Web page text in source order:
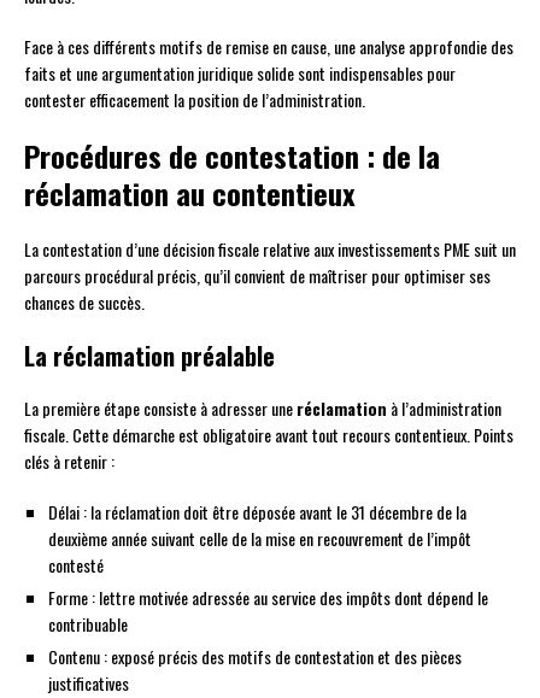
Face à ces différents motifs de remise en cause, une analyse approfondie des
faits et une argumentation juridique solide sont indispensables pour
contester efficacement la position de l’administration.
Procédures de contestation : de la
réclamation au contentieux
La contestation d’une décision fiscale relative aux investissements PME suit un
parcours procédural précis, qu’il convient de maîtriser pour optimiser ses
chances de succès.
La réclamation préalable
La première étape consiste à adresser uneréclamation à l’administration
fiscale. Cette démarche est obligatoire avant tout recours contentieux. Points
clés à retenir :
Délai : la réclamation doit être déposée avant le 31 décembre de la
deuxième année suivant celle de la mise en recouvrement de l’impôt
contesté
Forme : lettre motivée adressée au service des impôts dont dépend le
contribuable
Contenu : exposé précis des motifs de contestation et des pièces
justificatives